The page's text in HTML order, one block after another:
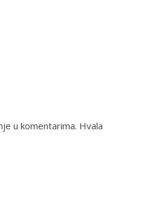
u komentarima. Hvala